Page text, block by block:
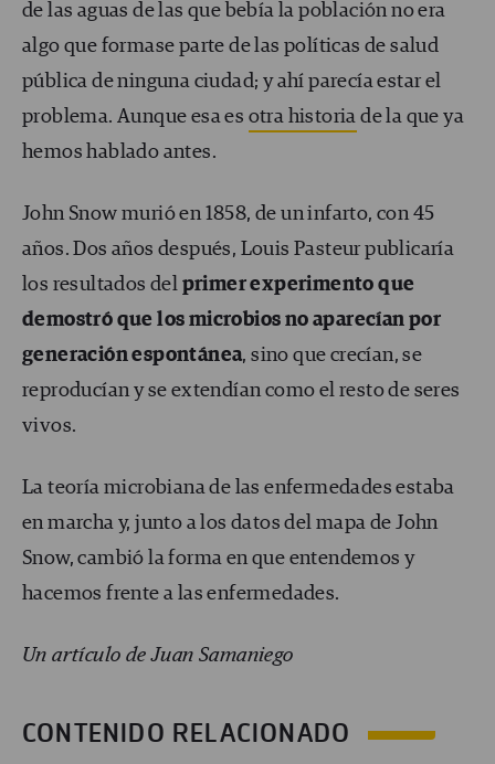
de las aguas de las que bebía la población no era
algo que formase parte de las políticas de salud
pública de ninguna ciudad; y ahí parecía estar el
problema. Aunque esa es otra historia de la que ya
hemos hablado antes.
John Snow murió en 1858, de un infarto, con 45
años. Dos años después, Louis Pasteur publicaría
los resultados del primer experimento que
demostró que los microbios no aparecían por
generación espontánea, sino que crecían, se
reproducían y se extendían como el resto de seres
vivos.
La teoría microbiana de las enfermedades estaba
en marcha y, junto a los datos del mapa de John
Snow, cambió la forma en que entendemos y
hacemos frente a las enfermedades.
Un artículo de Juan Samaniego
CONTENIDO RELACIONADO